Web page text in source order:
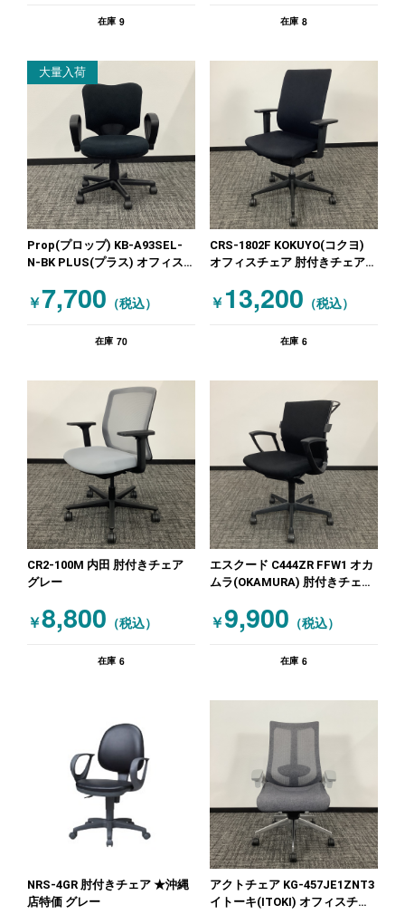
在庫 9 在庫 8
大量入荷
Prop(プロップ) KB-A93SEL-
N-BK PLUS(プラス) オフィス
￥7,700 （税込）
在庫 70
CRS-1802F KOKUYO(コクヨ)
オフィスチェア 肘付きチェア
￥ 13,200 （税込）
在庫 6
CR2-100M 内田 肘付きチェア
グレー
￥8,800 （税込）
在庫 6
エスクード C444ZR FFW1 オカ
ムラ(OKAMURA) 肘付きチェア
￥9,900 （税込）
在庫 6
NRS-4GR 肘付きチェア ★沖縄
店特価 グレー
アクトチェア KG-457JE1ZNT3
イトーキ(ITOKI) オフィスチェ